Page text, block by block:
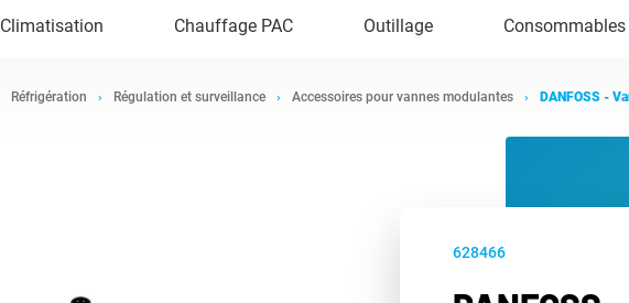
Climatisation Chauffage PAC Outillage Consommables
Réfrigération Régulation et surveillance Accessoires pour vannes modulantes DANFOSS -
628466